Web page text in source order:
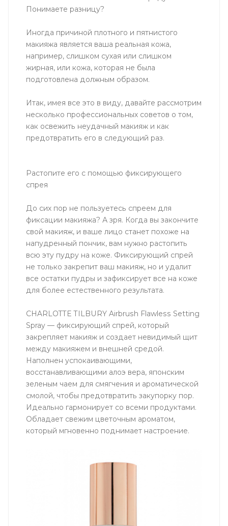
Понимаете разницу?
Иногда причиной плотного и пятнистого
макияжа является ваша реальная кожа,
например, слишком сухая или слишком
жирная, или кожа, которая не была
подготовлена ​​должным образом.
Итак, имея все это в виду, давайте рассмотрим
несколько профессиональных советов о том,
как освежить неудачный макияж и как
предотвратить его в следующий раз.
Растопите его с помощью фиксирующего
спрея
До сих пор не пользуетесь спреем для
фиксации макияжа? А зря. Когда вы закончите
свой макияж, и ваше лицо станет похоже на
напудренный пончик, вам нужно растопить
всю эту пудру на коже. Фиксирующий спрей
не только закрепит ваш макияж, но и удалит
все остатки пудры и зафиксирует все на коже
для более естественного результата.
CHARLOTTE TILBURY Airbrush Flawless Setting
Spray — фиксирующий спрей, который
закрепляет макияж и создает невидимый щит
между макияжем и внешней средой.
Наполнен успокаивающими,
восстанавливающими алоэ вера, японским
зеленым чаем для смягчения и ароматической
смолой, чтобы предотвратить закупорку пор.
Идеально гармонирует со всеми продуктами.
Обладает свежим цветочным ароматом,
который мгновенно поднимает настроение.